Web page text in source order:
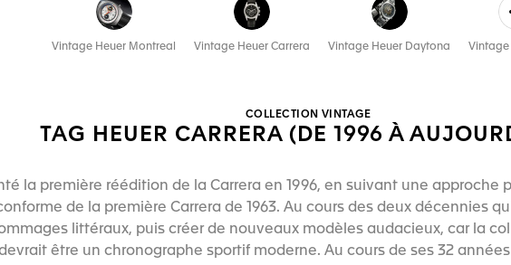
Vintage Heuer Montreal Vintage Heuer Carrera Vintage Heuer Daytona
COLLECTION VINTAGE
TAG HEUER CARRERA (DE 1996 À
la première réédition de la Carrera en 1996, en suivant une
de la première Carrera de 1963. Au cours des deux décennies
littéraux, puis créer de nouveaux modèles audacieux, car la
être un chronographe sportif moderne. Au cours de ses 32